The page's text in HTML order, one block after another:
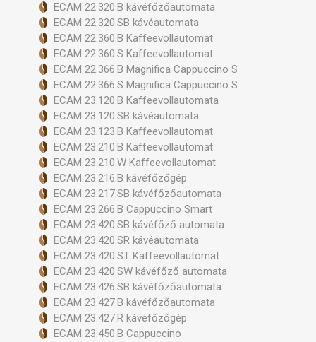
ECAM 22.320.B kávéfőzőautomata
ECAM 22.320.SB kávéautomata
ECAM 22.360.B Kaffeevollautomat
ECAM 22.360.S Kaffeevollautomat
ECAM 22.366.B Magnifica Cappuccino S
ECAM 22.366.S Magnifica Cappuccino S
ECAM 23.120.B Kaffeevollautomata
ECAM 23.120.SB kávéautomata
ECAM 23.123.B Kaffeevollautomat
ECAM 23.210.B Kaffeevollautomat
ECAM 23.210.W Kaffeevollautomat
ECAM 23.216.B kávéfőzőgép
ECAM 23.217.SB kávéfőzőautomata
ECAM 23.266.B Cappuccino Smart
ECAM 23.420.SB kávéfőző automata
ECAM 23.420.SR kávéautomata
ECAM 23.420.ST Kaffeevollautomat
ECAM 23.420.SW kávéfőző automata
ECAM 23.426.SB kávéfőzőautomata
ECAM 23.427.B kávéfőzőautomata
ECAM 23.427.R kávéfőzőgép
ECAM 23.450.B Cappuccino